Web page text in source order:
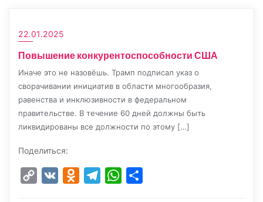
22.01.2025
Повышение конкурентоспособности США
Иначе это не назовёшь. Трамп подписал указ о
сворачивании инициатив в области многообразия,
равенства и инклюзивности в федеральном
правительстве. В течение 60 дней должны быть
ликвидированы все должности по этому […]
Поделиться:
Copy
VK Odnoklassniki
TelegramWhatsApp